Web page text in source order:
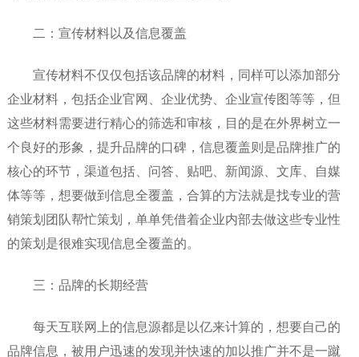
二：宣传材料以及信息覆盖
宣传材料不仅仅包括该品牌的材料，同样可以添加部分
企业材料，包括企业官网、企业优势、企业宣传图等等，但
这些材料需要进行精心的筛选和审核，目的是在外界树立一
个良好的形象，提升品牌的口碑，信息覆盖则是品牌推广的
核心的环节，渠道包括、问答、贴吧、新闻源、文库、自媒
体等等，想要做到信息全覆盖，合算的方法就是找专业的营
销策划团队帮忙策划，单单凭借着企业内部去做这些专业性
的策划是很难实现信息全覆盖的。
三：品牌的长期经营
每天互联网上的信息源都是以亿来计算的，想要自己的
品牌信息，被用户迅速的发现并快速的加以推广并不是一蹴